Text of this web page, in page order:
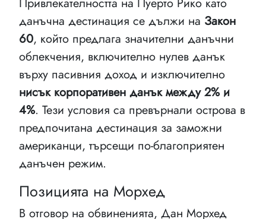
данъчна дестинация се дължи на Закон
60, който предлага значителни данъчни
облекчения, включително нулев данък
върху пасивния доход и изключително
нисък корпоративен данък между 2% и
4%. Тези условия са превърнали острова в
предпочитана дестинация за заможни
американци, търсещи по-благоприятен
данъчен режим.
Позицията на Морхед
В отговор на обвиненията, Дан Морхед